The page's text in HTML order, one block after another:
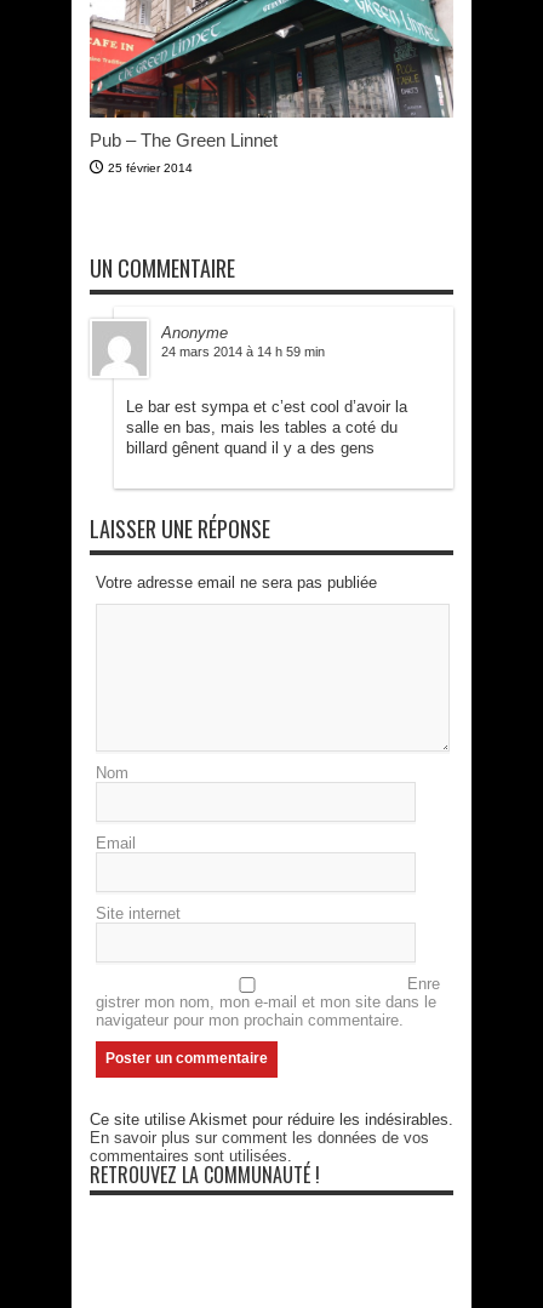
Pub – The Green Linnet
25 février 2014
UN COMMENTAIRE
Anonyme
24 mars 2014 à 14 h 59 min
Le bar est sympa et c’est cool d’avoir la
salle en bas, mais les tables a coté du
billard gênent quand il y a des gens
LAISSER UNE RÉPONSE
Votre adresse email ne sera pas publiée
Nom
Email
Site internet
Enre
gistrer mon nom, mon e-mail et mon site dans le
navigateur pour mon prochain commentaire.
Ce site utilise Akismet pour réduire les indésirables.
En savoir plus sur comment les données de vos
commentaires sont utilisées
RETROUVEZ LA COMMUNAUTÉ !